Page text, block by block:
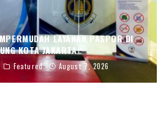
LAYANAN PASPOR DI
KOTA JAKARTA
Featured August 7, 2026